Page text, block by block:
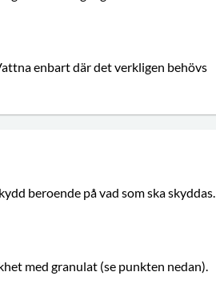
enbart där det verkligen behövs
beroende på vad som ska skyddas.
med granulat (se punkten nedan).